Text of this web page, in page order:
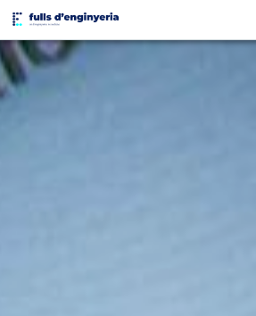
Vés
contingut